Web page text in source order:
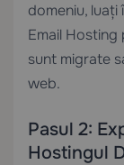
domeniu,
Email Hosting
sunt migrate
web.
Pasul 2:
Hostingul